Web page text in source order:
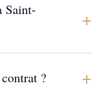
Saint-
+
? +